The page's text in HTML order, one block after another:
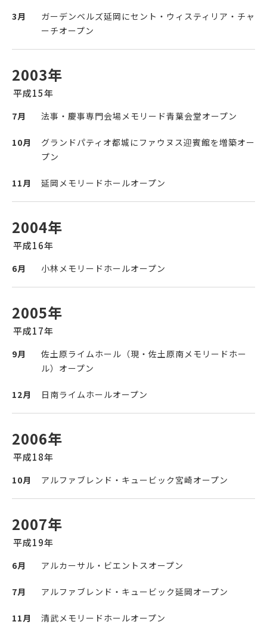
3月
ガーデンベルズ延岡にセント・ウィスティリア・チャ
ーチオープン
2003年
平成15年
7月 法事・慶事専門会場メモリード青葉会堂オープン
10月
グランドパティオ都城にファウヌス迎賓館を増築オー
プン
11月 延岡メモリードホールオープン
2004年
平成16年
6月 小林メモリードホールオープン
2005年
平成17年
9月
佐土原ライムホール（現・佐土原南メモリードホー
ル）オープン
12月 日南ライムホールオープン
2006年
平成18年
10月 アルファブレンド・キュービック宮崎オープン
2007年
平成19年
6月 アルカーサル・ビエントスオープン
7月 アルファブレンド・キュービック延岡オープン
11月 清武メモリードホールオープン